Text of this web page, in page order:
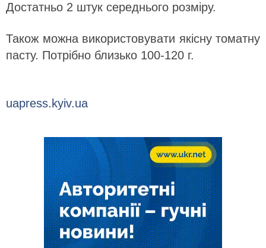
Достатньо 2 штук середнього розміру.
Також можна використовувати якісну томатну
пасту. Потрібно близько 100-120 г.
uapress.kyiv.ua